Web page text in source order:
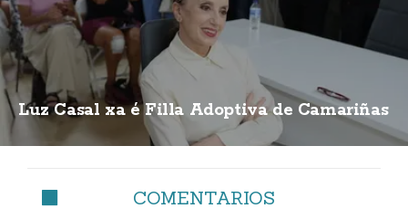
Luz Casal xa é Filla Adoptiva de Camariñas
COMENTARIOS